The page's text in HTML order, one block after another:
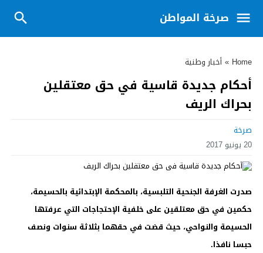
صرخة المواطن
Home
» أخبار وطنية
أحكام جديدة قاسية في حق معتقلين
بحراك الريف
صرخة
20 يونيو 2017
صدرت الغرفة الجنحية التلبسية، بالمحكمة الإبتدائية بالحسيمة،
حكمين في حق معتلقين على خلفية الإحتجاجات التي عرفتها
الحسيمة والنواحي، حيث قضت في حقهما بثلاثة سنوات ونصف
حبسا نافذا.